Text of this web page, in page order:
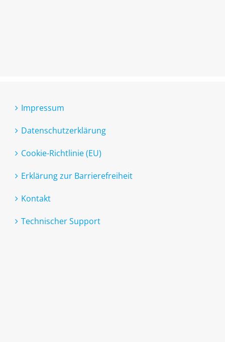
Impressum
Datenschutzerklärung
Cookie-Richtlinie (EU)
Erklärung zur Barrierefreiheit
Kontakt
Technischer Support